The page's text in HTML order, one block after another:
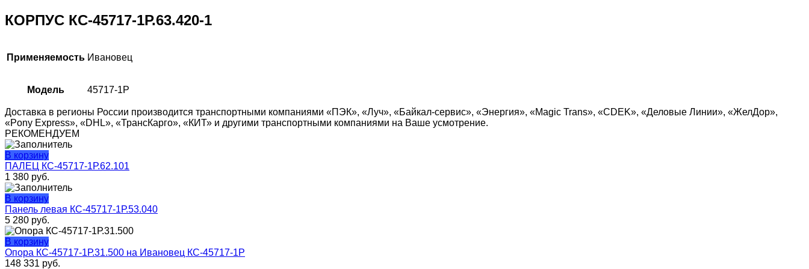
КОРПУС КС-45717-1Р.63.420-1
Применяемость Ивановец
Модель 45717-1P
Доставка в регионы России производится транспортными компаниями «ПЭК», «Луч», «Байкал-сервис», «Энергия», «Magic Trans», «CDEK», «Деловые Линии», «ЖелДор»,
«Pony Express», «DHL», «ТрансКарго», «КИТ» и другими транспортными компаниями на Ваше усмотрение.
РЕКОМЕНДУЕМ
В корзину
ПАЛЕЦ КС-45717-1Р.62.101
1 380 руб.
В корзину
Панель левая КС-45717-1Р.53.040
5 280 руб.
В корзину
Опора КС-45717-1Р.31.500 на Ивановец КС-45717-1Р
148 331 руб.